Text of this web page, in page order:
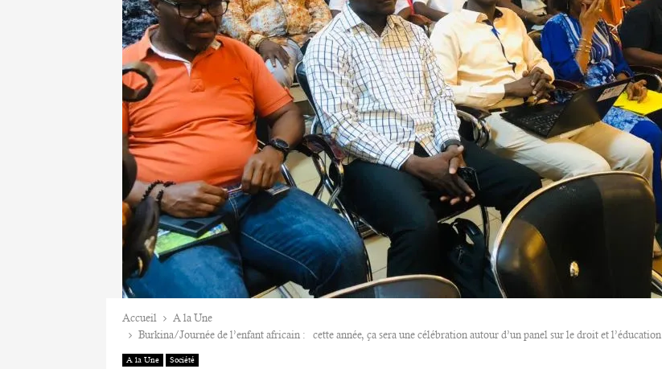
Accueil
A la Une
Burkina/Journée de l’enfant africain : cette année, ça sera une célébration autour d’un panel sur le droit et l’éducation
A la Une Société